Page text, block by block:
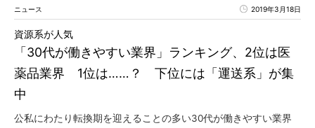
ニュース 2019年3月18日
「30代が働きやすい業界」ランキング、2位は医
薬品業界 1位は……？ 下位には「運送系」が集
中
資源系が人気
公私にわたり転換期を迎えることの多い30代が働きやすい業界